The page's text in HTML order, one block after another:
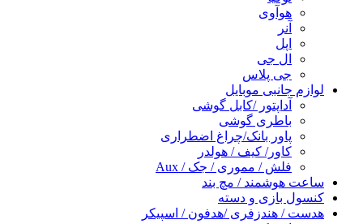
هوآوی
آنر
اپل
ال جی
جی پلاس
لوازم جانبی موبایل
آداپتور /کابل گوشی
باطری گوشی
پاور بانک/چراغ اضطراری
کاور/ کیف / هولدر
فلش / مموری / جک / Aux
ساعت هوشمند / مچ بند
کنسول بازی و دسته
هدست / هندزفری /هدفون / اسپیکر